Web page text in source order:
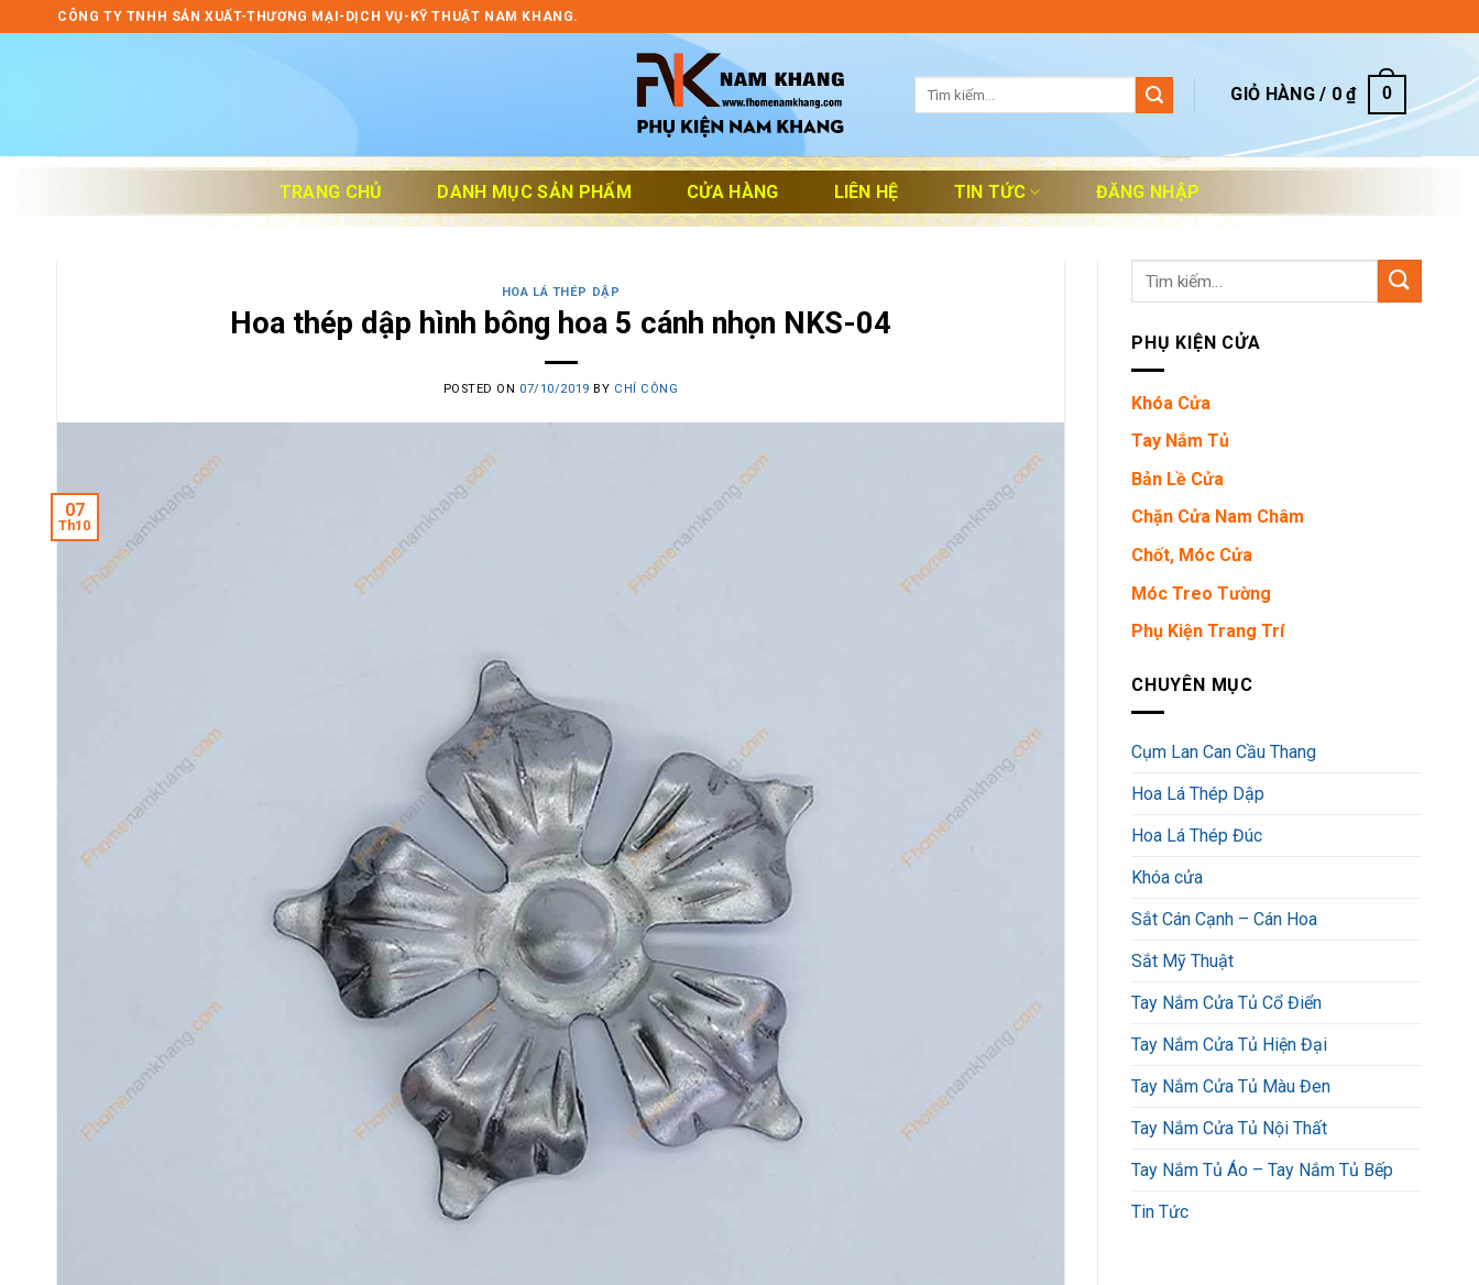
to
CÔNG TY TNHH SẢN XUẤT-THƯƠNG MẠI-DỊCH VỤ-KỸ THUẬT NAM KHANG.
GIỎ HÀNG / 0₫ 0
TRANG CHỦ DANH MỤC SẢN PHẨM CỬA HÀNG LIÊN HỆ TIN TỨC ĐĂNG NHẬP
HOA LÁ THÉP DẬP
Hoa thép dập hình bông hoa 5 cánh nhọn NKS-04
POSTED ON 07/10/2019 BY CHÍ CÔNG
07
Th10
Tìm
PHỤ KIỆN CỬA
Khóa Cửa
Tay Nắm Tủ
Bản Lề Cửa
Chặn Cửa Nam Châm
Chốt, Móc Cửa
Móc Treo Tường
Phụ Kiện Trang Trí
CHUYÊN MỤC
Cụm Lan Can Cầu Thang
Hoa Lá Thép Dập
Hoa Lá Thép Đúc
Khóa cửa
Sắt Cán Cạnh – Cán Hoa
Sắt Mỹ Thuật
Tay Nắm Cửa Tủ Cổ Điển
Tay Nắm Cửa Tủ Hiện Đại
Tay Nắm Cửa Tủ Màu Đen
Tay Nắm Cửa Tủ Nội Thất
Tay Nắm Tủ Áo – Tay Nắm Tủ Bếp
Tin Tức